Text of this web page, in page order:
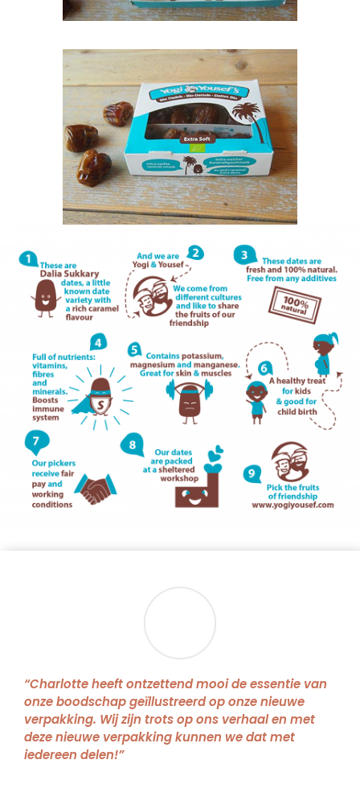
“Charlotte heeft ontzettend mooi de essentie van
onze boodschap geïllustreerd op onze nieuwe
verpakking. Wij zijn trots op ons verhaal en met
deze nieuwe verpakking kunnen we dat met
iedereen delen!”